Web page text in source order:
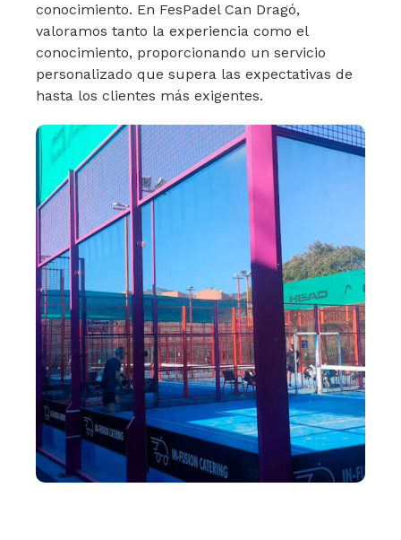
conocimiento. En FesPadel Can Dragó,
valoramos tanto la experiencia como el
conocimiento, proporcionando un servicio
personalizado que supera las expectativas de
hasta los clientes más exigentes.